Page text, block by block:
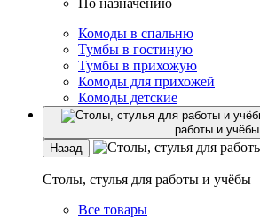
По назначению
Комоды в спальню
Тумбы в гостиную
Тумбы в прихожую
Комоды для прихожей
Комоды детские
работы и учёбы
Назад
Столы, стулья для работы и учёбы
Все товары